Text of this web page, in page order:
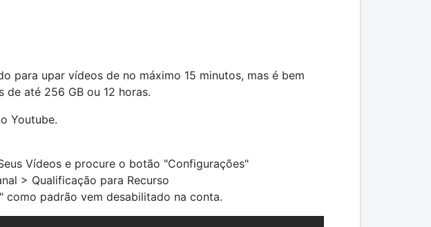
para upar vídeos de no máximo 15 minutos, mas é bem
até 256 GB ou 12 horas.
Youtube.
Vídeos e procure o botão "Configurações"
> Qualificação para Recurso
como padrão vem desabilitado na conta.